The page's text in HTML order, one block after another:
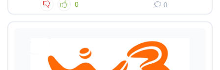
0 0